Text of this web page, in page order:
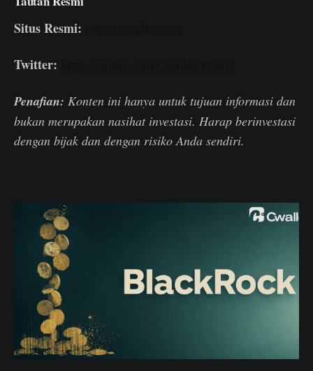
Situs Resmi:
Twitter:
Penafian: Konten ini hanya untuk tujuan informasi dan
bukan merupakan nasihat investasi. Harap berinvestasi
dengan bijak dan dengan risiko Anda sendiri.